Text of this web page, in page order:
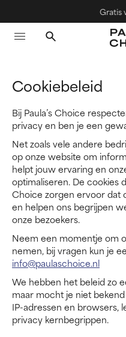
Gratis
Cookiebeleid
Bij Paula’s Choice
privacy en ben je een
Net zoals vele andere
op onze website om
helpt jouw ervaring en
optimaliseren. De cookies
Choice zorgen ervoor dat
en helpen ons begrijpen
onze bezoekers.
Neem een momentje om
nemen, bij vragen kun je
info@paulaschoice.nl
We hebben het beleid zo
maar mocht je niet
IP-adressen en browsers,
privacy kernbegrippen.